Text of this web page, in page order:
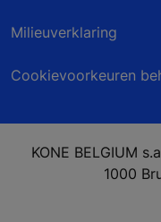
Milieuverklaring
Cookievoorkeuren
KONE BELGIUM
1000